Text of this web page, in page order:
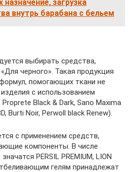
назначение, загрузка
внутрь барабана с бельем
выбирать средства,
черного». Такая продукция
помогающих ткани не
с использованием
Black & Dark, Sano Maxima
Burti Noir, Perwoll black Renew).
с применением средств,
компоненты. В числе
PERSIL PREMIUM, LION
гелям принадлежат